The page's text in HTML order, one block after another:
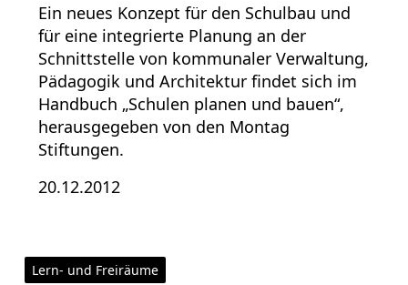
Ein neues Konzept für den Schulbau und
für eine integrierte Planung an der
Schnittstelle von kommunaler Verwaltung,
Pädagogik und Architektur findet sich im
Handbuch „Schulen planen und bauen“,
herausgegeben von den Montag
Stiftungen.
20.12.2012
Lern- und Freiräume